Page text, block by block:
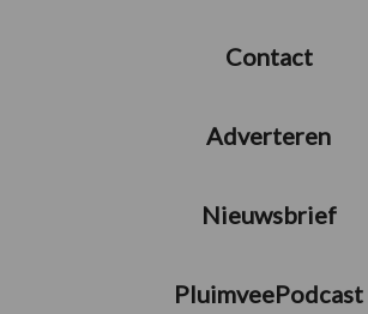
Contact
Adverteren
Nieuwsbrief
PluimveePodcast